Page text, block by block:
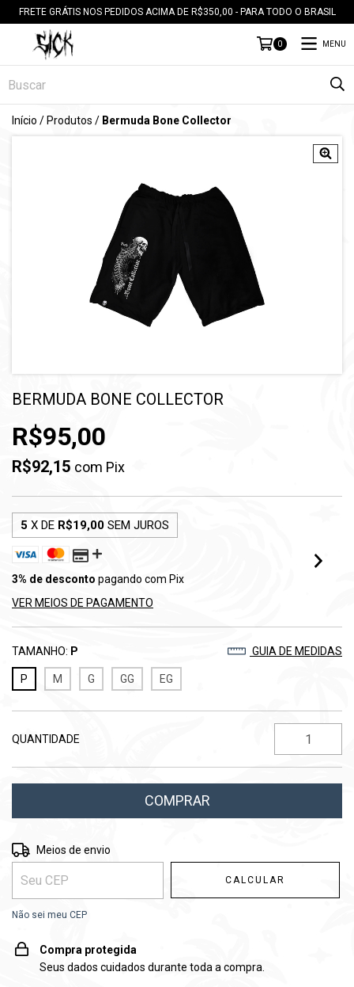
FRETE GRÁTIS NOS PEDIDOS ACIMA DE R$350,00 - PARA TODO O BRASIL
0 MENU
Início / Produtos / Bermuda Bone Collector
BERMUDA BONE COLLECTOR
R$95,00
R$92,15 com Pix
5 X DE R$19,00 SEM JUROS
3% de desconto pagando com Pix
VER MEIOS DE PAGAMENTO
TAMANHO: P GUIA DE MEDIDAS
P M G GG EG
QUANTIDADE
Entregas para o CEP:
Meios de envio
CALCULAR
Não sei meu CEP
Compra protegida
Seus dados cuidados durante toda a compra.